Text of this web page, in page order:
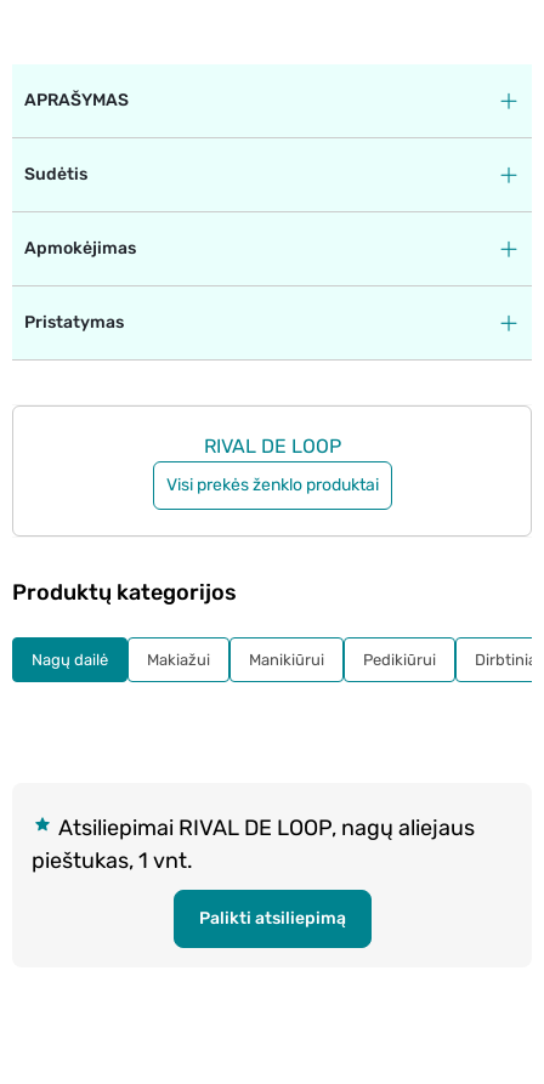
APRAŠYMAS
Sudėtis
Apmokėjimas
Pristatymas
RIVAL DE LOOP
Visi prekės ženklo produktai
Atsiliepimai RIVAL DE LOOP, nagų aliejaus
pieštukas, 1 vnt.
Palikti atsiliepimą
Produktų kategorijos
Nagų dailė Makiažui Manikiūrui Pedikiūrui Dirbtiniai